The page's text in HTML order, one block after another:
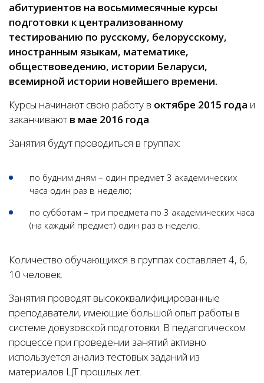
абитуриентов на восьмимесячные курсы
подготовки к централизованному
тестированию по русскому, белорусскому,
иностранным языкам, математике,
обществоведению, истории Беларуси,
всемирной истории новейшего времени.
Курсы начинают свою работу в октябре 2015 года и
заканчивают в мае 2016 года.
Занятия будут проводиться в группах:
по будним дням – один предмет 3 академических
часа один раз в неделю;
по субботам – три предмета по 3 академических часа
(на каждый предмет) один раз в неделю.
Количество обучающихся в группах составляет 4, 6,
10 человек.
Занятия проводят высококвалифицированные
преподаватели, имеющие большой опыт работы в
системе довузовской подготовки. В педагогическом
процессе при проведении занятий активно
используется анализ тестовых заданий из
материалов ЦТ прошлых лет.